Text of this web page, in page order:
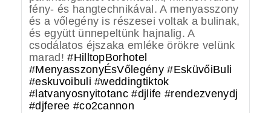
fény- és hangtechnikával. A menyasszony
és a vőlegény is részesei voltak a bulinak,
és együtt ünnepeltünk hajnalig. A
csodálatos éjszaka emléke örökre velünk
marad!#HilltopBorhotel
#MenyasszonyÉsVőlegény #EsküvőiBuli
#eskuvoibuli #weddingtiktok
#latvanyosnyitotanc #djlife #rendezvenydj
#djferee #co2cannon